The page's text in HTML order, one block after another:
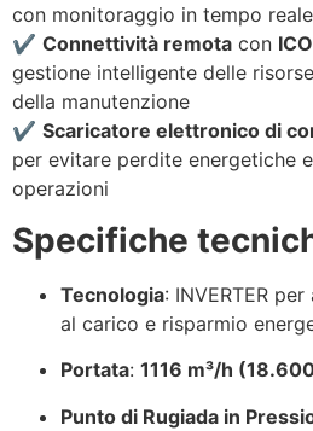
con monitoraggio in tempo
✔️ Connettività remota con
gestione intelligente delle
della manutenzione
✔️ Scaricatore elettronico di
per evitare perdite energetiche
operazioni
Specifiche
Tecnologia: INVERTER
al carico e risparmio
Portata: 1116 m³/h
Punto di Rugiada in